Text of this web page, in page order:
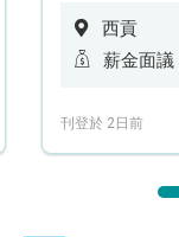
西貢
薪金面議
刊登於 2日前